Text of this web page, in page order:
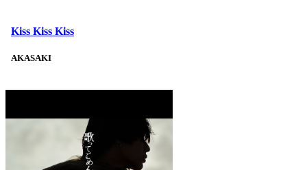
Kiss Kiss Kiss
AKASAKI